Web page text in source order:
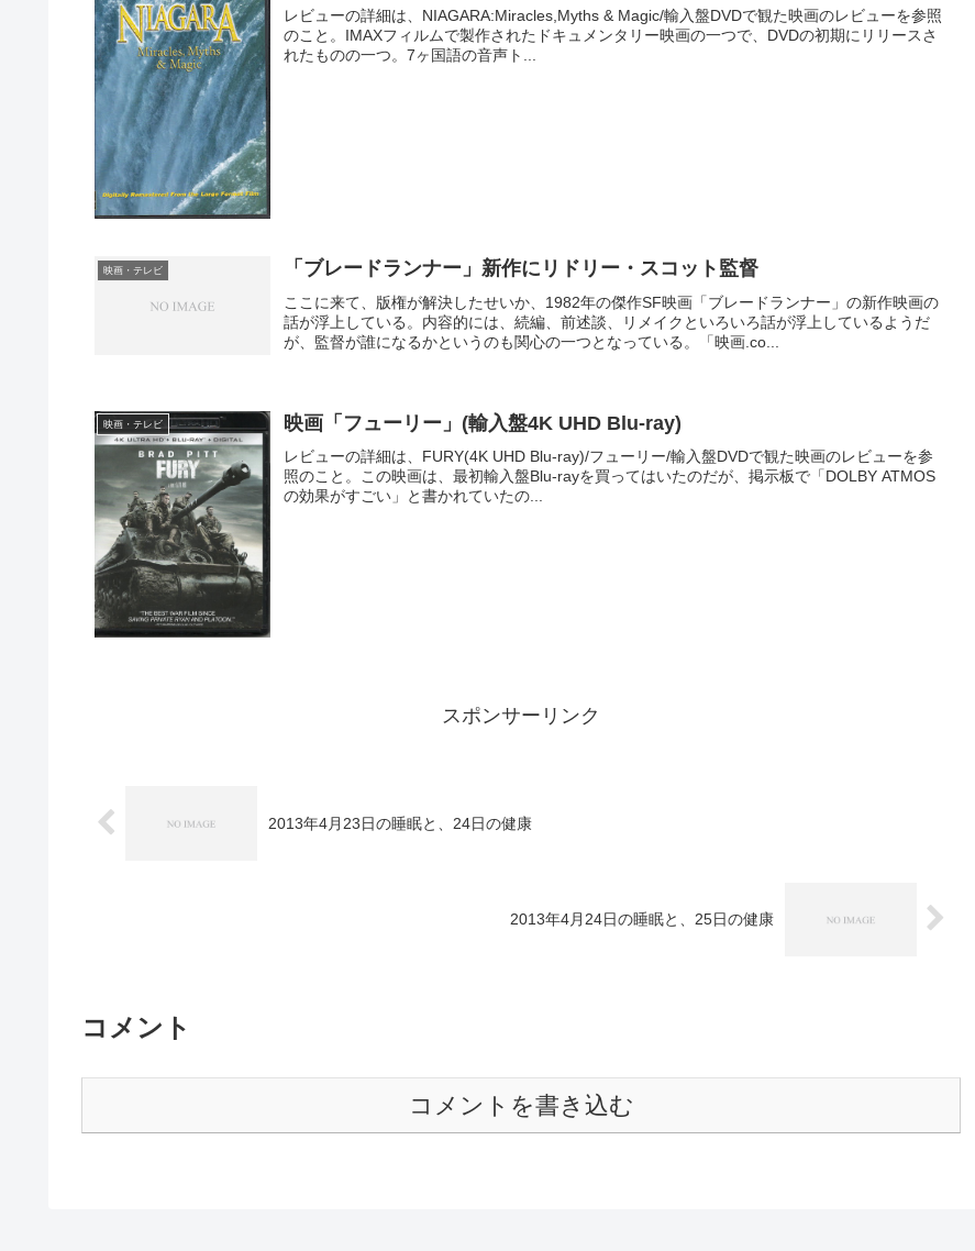
レビューの詳細は、NIAGARA:Miracles,Myths & Magic/輸入盤DVDで観た映画のレビューを参照
のこと。IMAXフィルムで製作されたドキュメンタリー映画の一つで、DVDの初期にリリースさ
れたものの一つ。7ヶ国語の音声ト...
映画・テレビ 「ブレードランナー」新作にリドリー・スコット監督
ここに来て、版権が解決したせいか、1982年の傑作SF映画「ブレードランナー」の新作映画の
話が浮上している。内容的には、続編、前述談、リメイクといろいろ話が浮上しているようだ
が、監督が誰になるかというのも関心の一つとなっている。「映画.co...
映画・テレビ 映画「フューリー」(輸入盤4K UHD Blu-ray)
レビューの詳細は、FURY(4K UHD Blu-ray)/フューリー/輸入盤DVDで観た映画のレビューを参
照のこと。この映画は、最初輸入盤Blu-rayを買ってはいたのだが、掲示板で「DOLBY ATMOS
の効果がすごい」と書かれていたの...
スポンサーリンク
2013年4月23日の睡眠と、24日の健康
2013年4月24日の睡眠と、25日の健康
コメント
コメントを書き込む